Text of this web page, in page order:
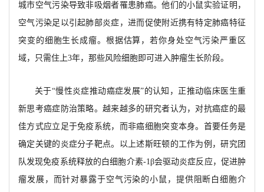
城市空气污染导致非吸烟者罹患肺癌。他们的小鼠实验证明，
空气污染足以引起肺部炎症，进而促使附近携有特定肺癌特征
突变的细胞生长成瘤。根据估算，若你身处空气污染严重区
域，只需住上3年，那些风险细胞即可进入肿瘤生长阶段。
关于“慢性炎症推动癌症发展”的认知，正推动临床医生重
新思考癌症防治策略。越来越多的研究者认为，对抗癌症的最
佳方式应立足于免疫系统，而非癌细胞突变本身。首要任务是
确定关键的炎症分子靶点。以上述斯旺顿的工作为例，研究团
队发现免疫系统释放的白细胞介素-1β会驱动炎症反应，促进肿
瘤发展，而针对暴露于空气污染的小鼠，提供阻断白细胞介